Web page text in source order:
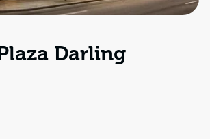
Darling